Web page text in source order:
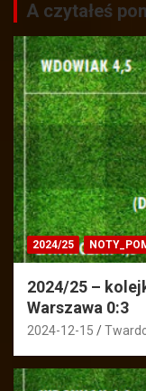
A czytałeś
2024/25
2024/25 –
Warszawa 0:3
2024-12-15